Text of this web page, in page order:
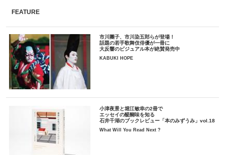
FEATURE
市川團子、市川染五郎らが登場！
話題の若手歌舞伎俳優が一冊に
大反響のビジュアル本が絶賛発売中
KABUKI HOPE
小津夜景と堀江敏幸の2冊で
エッセイの醍醐味を知る
石井千湖のブックレビュー「本のみずうみ」vol.18
What Will You Read Next ?